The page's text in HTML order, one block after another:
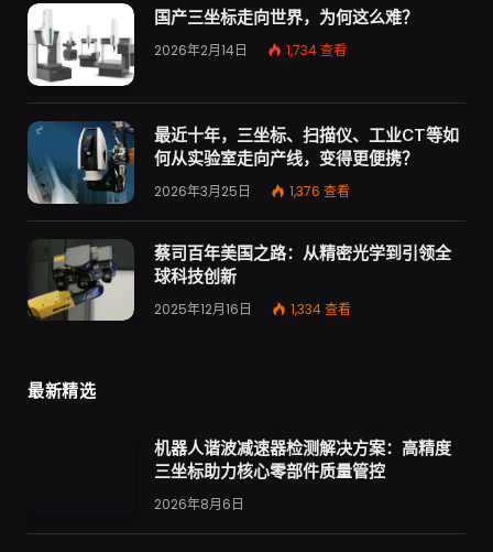
国产三坐标走向世界，为何这么难？
2026年2月14日 1,734查看
最近十年，三坐标、扫描仪、工业CT等如
何从实验室走向产线，变得更便携？
2026年3月25日 1,376 查看
蔡司百年美国之路：从精密光学到引领全
球科技创新
2025年12月16日 1,334查看
最新精选
机器人谐波减速器检测解决方案：高精度
三坐标助力核心零部件质量管控
2026年8月6日